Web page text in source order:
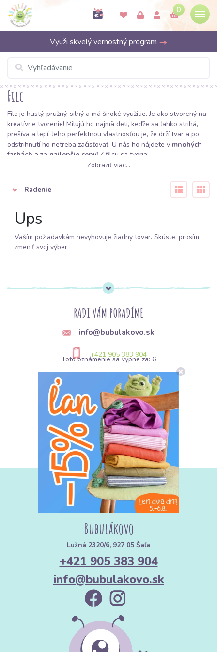
0
Využi skvelý vernostný program
Filc
Filc je hustý, pružný, silný a má široké využitie. Je ako stvorený na
kreatívne tvorenie! Milujú ho najmä deti, keďže sa ľahko strihá,
prešíva a lepí. Jeho perfektnou vlastnosťou je, že drží tvar a po
odstrihnutí ho netreba začisťovať. U nás ho nájdete v mnohých
farbách a za najlepšie ceny! Z filcu sa tvoria:
tašky
peňaženky
domčeky pre psov a mačky
bábky
postavičky
Zobraziť viac...
Radenie
Ups
Vaším požiadavkám nevyhovuje žiadny tovar. Skúste, prosím
zmeniť svoj výber.
RADI VÁM PORADÍME
info@bubulakovo.sk
+421 905 383 904
INFORMÁCIE
Bubulákovo
Lužná 2320/6, 927 05 Šaľa
+421 905 383 904
info@bubulakovo.sk
Toto oznámenie sa vypne za: 5